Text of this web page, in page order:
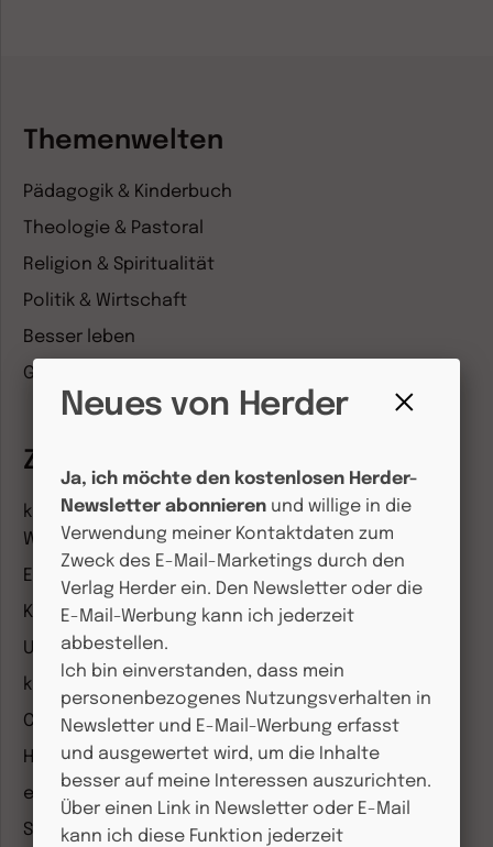
Themenwelten
Pädagogik & Kinderbuch
Theologie & Pastoral
Religion & Spiritualität
Politik & Wirtschaft
Besser leben
Geschichte & Wissen
Zeitschriften
kindergarten heute Fachmagazin, Leitungsheft &
Wenn Eltern Rat suchen
Entdeckungskiste
Kleinstkinder in Kita und Tagespflege
Unser Ganztag
kizz Elternwelt
CHRIST IN DER GEGENWART
Herder Korrespondenz
einfach leben
Stimmen der Zeit
Neues von Herder
Ja, ich möchte den kostenlosen Herder-
Newsletter abonnieren und willige in die
Verwendung meiner Kontaktdaten zum
Zweck des E-Mail-Marketings durch den
Verlag Herder ein. Den Newsletter oder die
E-Mail-Werbung kann ich jederzeit
abbestellen.
Ich bin einverstanden, dass mein
personenbezogenes Nutzungsverhalten in
Newsletter und E-Mail-Werbung erfasst
und ausgewertet wird, um die Inhalte
besser auf meine Interessen auszurichten.
Über einen Link in Newsletter oder E-Mail
kann ich diese Funktion jederzeit